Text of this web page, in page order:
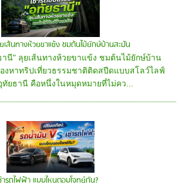
เส้นทางห้วยขาแข้ง ชมต้นไม้ยักษ์บ้านสะปัน
านี" ลุยเส้นทางห้วยขาแข้ง ชมต้นไม้ยักษ์บ้าน
งหาทริปเที่ยวธรรมชาติติดสปีดแบบสโลว์ไลฟ์
ทัยธานี คือหนึ่งในหมุดหมายที่ไม่คว...
รถไฟฟ้า แบบไหนตอบโจทย์กัน?